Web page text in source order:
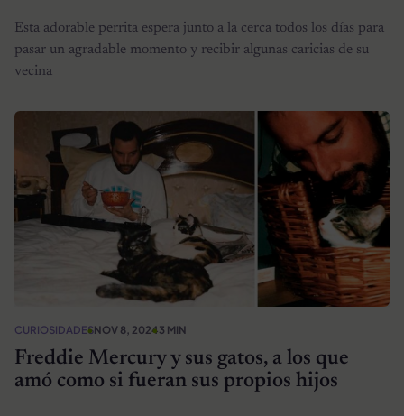
Esta adorable perrita espera junto a la cerca todos los días para
pasar un agradable momento y recibir algunas caricias de su
vecina
CURIOSIDADESNOV 8, 20243 MIN
Freddie Mercury y sus gatos, a los que
amó como si fueran sus propios hijos